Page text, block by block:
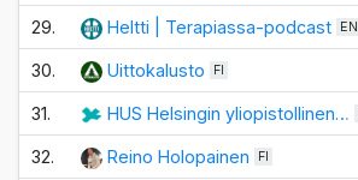
29. Heltti | Terapiassa-podcast EN
30. Uittokalusto FI
31. HUS Helsingin yliopistollinen…
32. Reino Holopainen FI